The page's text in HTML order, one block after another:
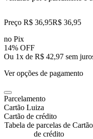
Preço R$ 36,95R$ 36,95
no Pix
14% OFF
Ou 1x de R$ 42,97 sem
Ver opções de pagamento
Parcelamento
Cartão Luiza
Cartão de crédito
Tabela de parcelas de Cartão
de crédito